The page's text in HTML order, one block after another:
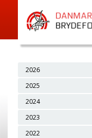
2026
2025
2024
2023
2022